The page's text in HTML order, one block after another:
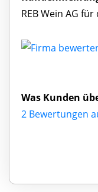
REB Wein AG
Was Kunden
2 Bewertungen